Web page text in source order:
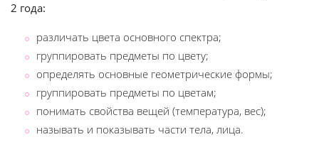
2 года:
различать цвета основного спектра;
группировать предметы по цвету;
определять основные геометрические формы;
группировать предметы по цветам;
понимать свойства вещей (температура, вес);
называть и показывать части тела, лица.